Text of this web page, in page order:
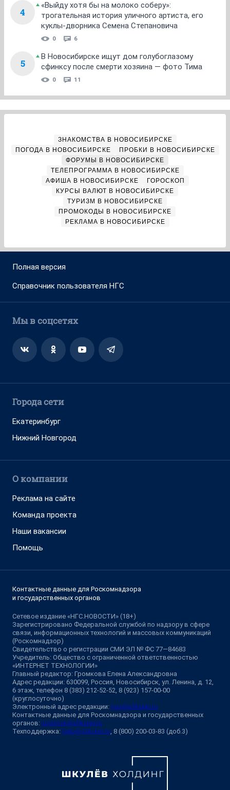
4
«Выйду хотя бы на молоко соберу»:
трогательная история уличного артиста, его
куклы-дворника Семена Степановича
0 6
5
В Новосибирске ищут дом голубоглазому
сфинксу после смерти хозяина — фото Тима
0 11
ЗНАКОМСТВА В НОВОСИБИРСКЕ
ПОГОДА В НОВОСИБИРСКЕ
ПРОБКИ В НОВОСИБИРСКЕ
ФОРУМЫ В НОВОСИБИРСКЕ
ТЕЛЕПРОГРАММА В НОВОСИБИРСКЕ
АФИША В НОВОСИБИРСКЕ
ГОРОСКОП
КУРСЫ ВАЛЮТ В НОВОСИБИРСКЕ
ТУРИЗМ В НОВОСИБИРСКЕ
ПРОМОКОДЫ В НОВОСИБИРСКЕ
РЕКЛАМА В НОВОСИБИРСКЕ
Полная версия
Справочник пользователя НГС
Мы в соцсетях
Города сети
Екатеринбург
Нижний Новгород
О компании
Реклама на сайте
Команда проекта
Наши вакансии
Помощь
Контактные данные для Роскомнадзора
и государственных органов
Сетевое издание «НГС.НОВОСТИ» (18+)
Зарегистрировано Федеральной службой по надзору в сфере
связи, информационных технологий и массовых коммуникаций
(Роскомнадзор)
Свидетельство о регистрации СМИ ЭЛ № ФС 77—84683
Учредитель: Общество с ограниченной ответственностью
«ИНТЕРНЕТ ТЕХНОЛОГИИ»
Главный редактор: Громкова Елена Александровна
Адрес редакции: 630099, Россия, Новосибирск, ул. Ленина, д. 12,
6 этаж, телефон 8 (383) 212-52-52, 8 (923) 157-00-00
(круглосуточно)
Электронный адрес редакции: ngs@shkulev.ru
Контактные данные для Роскомнадзора и государственных
органов: juristnsk@shkulev.ru
Техподдержка: help@shkulev.ru, 8 (800) 200-03-83 (доб.3)